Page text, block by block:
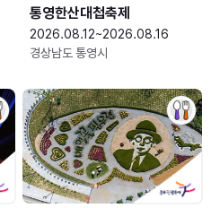
통영한산대첩축제
2026.08.12~2026.08.16
경상남도 통영시